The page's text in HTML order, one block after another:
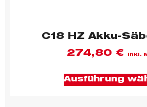
C18 HZ Akku-
274,80 € inkl.
Ausführung